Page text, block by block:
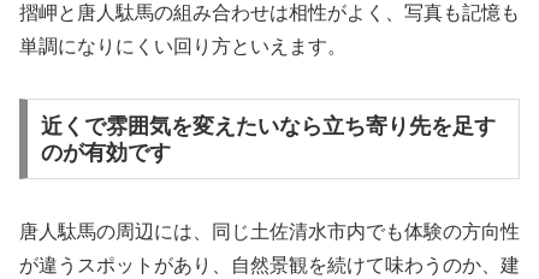
摺岬と唐人駄馬の組み合わせは相性がよく、写真も記憶も
単調になりにくい回り方といえます。
近くで雰囲気を変えたいなら立ち寄り先を足す
のが有効です
唐人駄馬の周辺には、同じ土佐清水市内でも体験の方向性
が違うスポットがあり、自然景観を続けて味わうのか、建